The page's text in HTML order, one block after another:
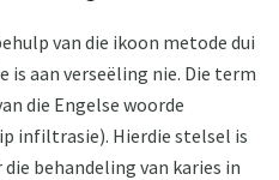
van die ikoon metode dui
is aan verseëling nie. Die term
die Engelse woorde
infiltrasie). Hierdie stelsel is
behandeling van karies in